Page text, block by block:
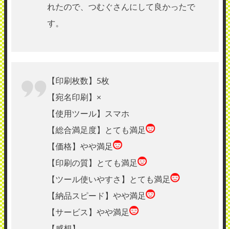
れたので、つむぐさんにして良かったで
す。
【印刷枚数】5枚
【宛名印刷】×
【使用ツール】スマホ
【総合満足度】とても満足
【価格】やや満足
【印刷の質】とても満足
【ツール使いやすさ】とても満足
【納品スピード】やや満足
【サービス】やや満足